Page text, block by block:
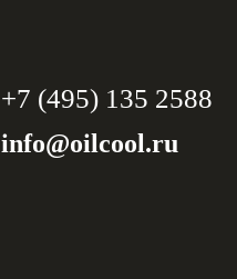
+7 (495) 135 2588
info@oilcool.ru